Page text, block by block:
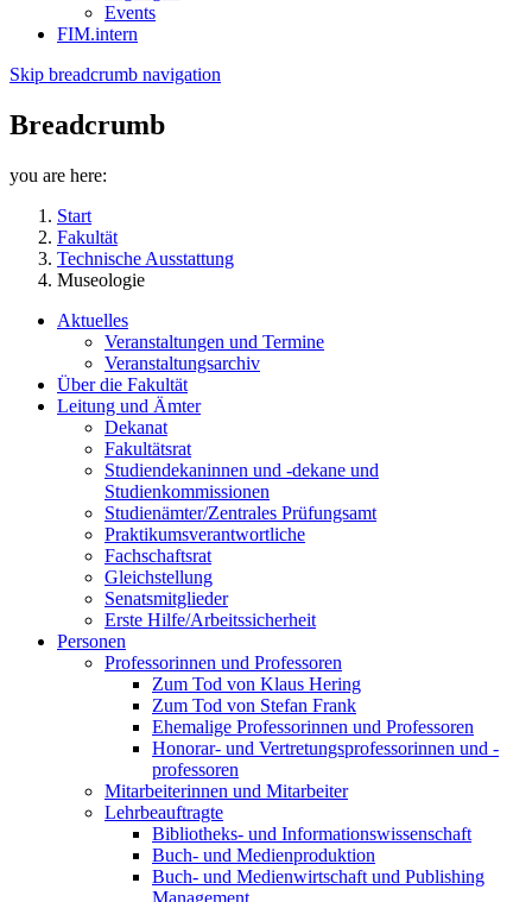
Events
FIM.intern
Skip breadcrumb navigation
Breadcrumb
you are here:
Start
Fakultät
Technische Ausstattung
Museologie
Aktuelles
Veranstaltungen und Termine
Veranstaltungsarchiv
Über die Fakultät
Leitung und Ämter
Dekanat
Fakultätsrat
Studiendekaninnen und -dekane und
Studienkommissionen
Studienämter/Zentrales Prüfungsamt
Praktikumsverantwortliche
Fachschaftsrat
Gleichstellung
Senatsmitglieder
Erste Hilfe/Arbeitssicherheit
Personen
Professorinnen und Professoren
Zum Tod von Klaus Hering
Zum Tod von Stefan Frank
Ehemalige Professorinnen und Professoren
Honorar- und Vertretungsprofessorinnen und -
professoren
Mitarbeiterinnen und Mitarbeiter
Lehrbeauftragte
Bibliotheks- und Informationswissenschaft
Buch- und Medienproduktion
Buch- und Medienwirtschaft und Publishing